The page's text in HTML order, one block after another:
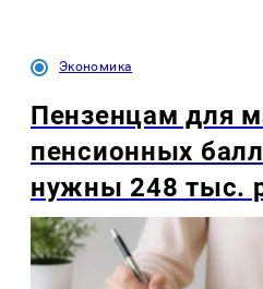
Экономика
Пензенцам для
пенсионных
нужны 248 тыс.